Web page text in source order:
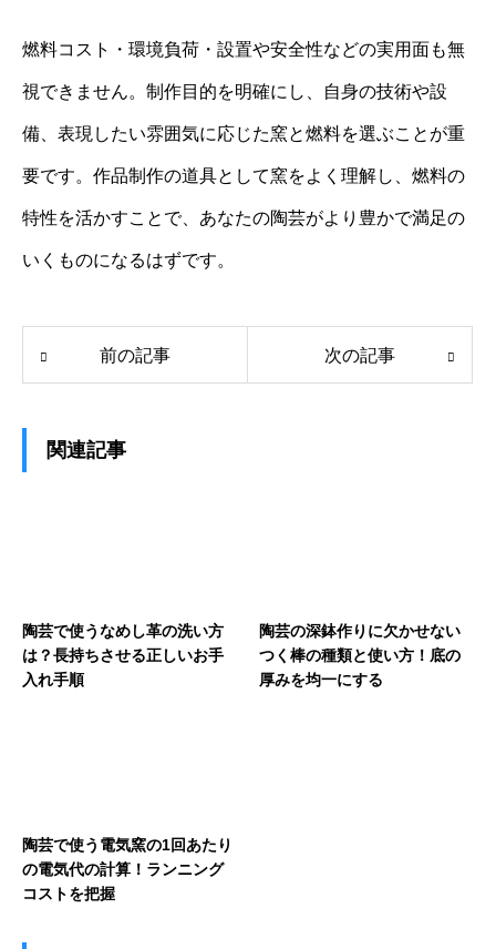
燃料コスト・環境負荷・設置や安全性などの実用面も無
視できません。制作目的を明確にし、自身の技術や設
備、表現したい雰囲気に応じた窯と燃料を選ぶことが重
要です。作品制作の道具として窯をよく理解し、燃料の
特性を活かすことで、あなたの陶芸がより豊かで満足の
いくものになるはずです。
前の記事 次の記事
関連記事
陶芸で使うなめし革の洗い方
は？長持ちさせる正しいお手
入れ手順
陶芸の深鉢作りに欠かせない
つく棒の種類と使い方！底の
厚みを均一にする
陶芸で使う電気窯の1回あたり
の電気代の計算！ランニング
コストを把握